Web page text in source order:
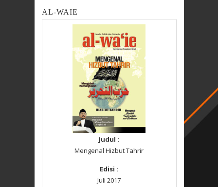
AL-WAIE
Judul :
Mengenal Hizbut Tahrir
Edisi :
Juli 2017